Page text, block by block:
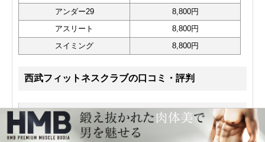
アンダー29
8,800円
アスリート
8,800円
スイミング
8,800円
西武フィットネスクラブの口コミ・評判
高田馬場ビッグボックスにあるフィットネス・トレー
ニングジム。ヨガ、バレエなどの多彩なプログラムが